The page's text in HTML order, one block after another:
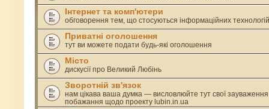
Інтернет та комп'ютери
обговорення тем, що стосуються інформаційних технологій
Приватні оголошення
тут ви можете подати будь-які оголошення
Місто
дискусії про Великий Любінь
Зворотній зв'язок
нам цікава ваша думка — висловлюйте тут свої
побажання щодо проекту lubin.in.ua